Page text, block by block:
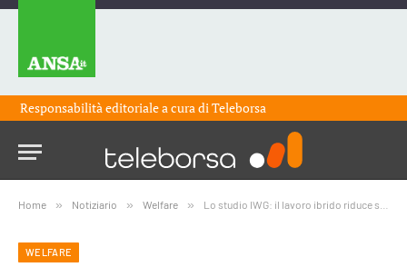
Responsabilità editoriale a cura diTeleborsa
Home » Notiziario » Welfare » Lo studio IWG: il lavoro ibrido riduce significativamente i burnout tra i lavoratori
WELFARE